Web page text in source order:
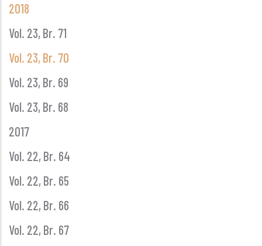
2018
Vol. 23, Br. 71
Vol. 23, Br. 70
Vol. 23, Br. 69
Vol. 23, Br. 68
2017
Vol. 22, Br. 64
Vol. 22, Br. 65
Vol. 22, Br. 66
Vol. 22, Br. 67